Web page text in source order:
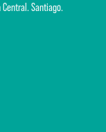
Santiago.